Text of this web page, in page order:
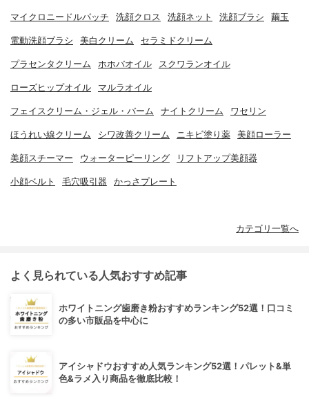
マイクロニードルパッチ 洗顔クロス 洗顔ネット 洗顔ブラシ 繭玉
電動洗顔ブラシ 美白クリーム セラミドクリーム
プラセンタクリーム ホホバオイル スクワランオイル
ローズヒップオイル マルラオイル
フェイスクリーム・ジェル・バーム ナイトクリーム ワセリン
ほうれい線クリーム シワ改善クリーム ニキビ塗り薬 美顔ローラー
美顔スチーマー ウォーターピーリング リフトアップ美顔器
小顔ベルト 毛穴吸引器 かっさプレート
カテゴリ一覧へ
よく見られている人気おすすめ記事
ホワイトニング歯磨き粉おすすめランキング52選！口コミ
の多い市販品を中心に
アイシャドウおすすめ人気ランキング52選！パレット&単
色&ラメ入り商品を徹底比較！